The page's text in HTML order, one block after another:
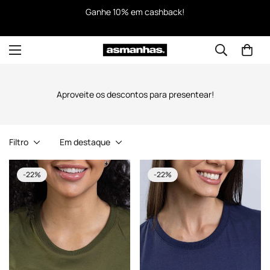
Ganhe 10% em cashback!
Aproveite os descontos para presentear!
Filtro Em destaque
-22% -22%